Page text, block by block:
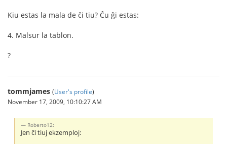
Kiu estas la mala de ĉi tiu? Ĉu ĝi estas:
4. Malsur la tablon.
?
tommjames (User's profile)
November 17, 2009, 10:10:27 AM
Roberto12:
Jen ĉi tiuj ekzemploj: